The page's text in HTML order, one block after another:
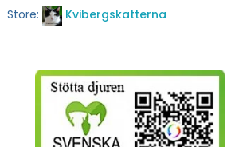
Store: Kvibergskatterna